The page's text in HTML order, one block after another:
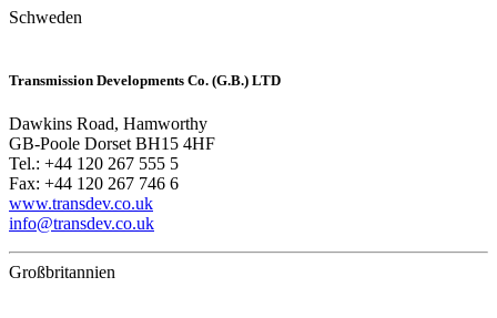
Schweden
Transmission Developments Co. (G.B.) LTD
Dawkins Road, Hamworthy
GB-Poole Dorset BH15 4HF
Tel.: +44 120 267 555 5
Fax: +44 120 267 746 6
www.transdev.co.uk
info@transdev.co.uk
Großbritannien